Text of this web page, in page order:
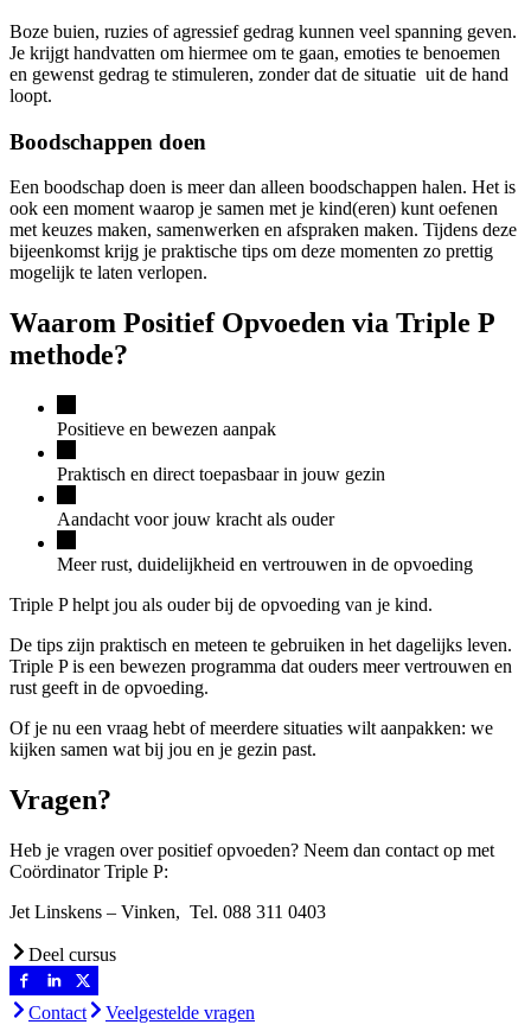
Boze buien, ruzies of agressief gedrag kunnen veel spanning geven.
Je krijgt handvatten om hiermee om te gaan, emoties te benoemen
en gewenst gedrag te stimuleren, zonder dat de situatie uit de hand
loopt.
Boodschappen doen
Een boodschap doen is meer dan alleen boodschappen halen. Het is
ook een moment waarop je samen met je kind(eren) kunt oefenen
met keuzes maken, samenwerken en afspraken maken. Tijdens deze
bijeenkomst krijg je praktische tips om deze momenten zo prettig
mogelijk te laten verlopen.
Waarom Positief Opvoeden via Triple P
methode?
Positieve en bewezen aanpak
Praktisch en direct toepasbaar in jouw gezin
Aandacht voor jouw kracht als ouder
Meer rust, duidelijkheid en vertrouwen in de opvoeding
Triple P helpt jou als ouder bij de opvoeding van je kind.
De tips zijn praktisch en meteen te gebruiken in het dagelijks leven.
Triple P is een bewezen programma dat ouders meer vertrouwen en
rust geeft in de opvoeding.
Of je nu een vraag hebt of meerdere situaties wilt aanpakken: we
kijken samen wat bij jou en je gezin past.
Vragen?
Heb je vragen over positief opvoeden? Neem dan contact op met
Coördinator Triple P:
Jet Linskens – Vinken, Tel. 088 311 0403
Deel cursus
Contact Veelgestelde vragen